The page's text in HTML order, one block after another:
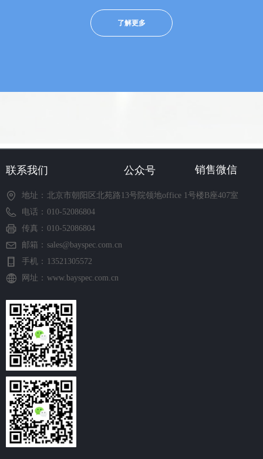
了解更多
联系我们
地址： 北京市朝阳区北苑路13号院领地office 1号楼B座407室
电话： 010-52086804
传真： 010-52086804
邮箱： sales@bayspec.com.cn
手机： 13521305572
网址： www.bayspec.com.cn
公众号 销售微信